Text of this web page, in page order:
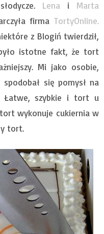
Lena i Marta
firma TortyOnline.
z Blogiń twierdził,
istotne fakt, że tort
Mi jako osobie,
się pomysł na
Łatwe, szybkie i tort u
wykonuje cukiernia w
tort.